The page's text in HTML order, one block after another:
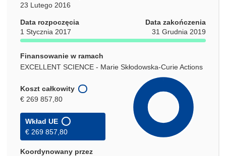
23 Lutego 2016
Data rozpoczęcia
1 Stycznia 2017
Data zakończenia
31 Grudnia 2019
Finansowanie w ramach
EXCELLENT SCIENCE - Marie Skłodowska-Curie Actions
Koszt całkowity
€ 269 857,80
Wkład UE
€ 269 857,80
Koordynowany przez